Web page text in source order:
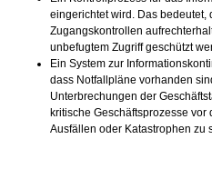
eingerichtet wird. Das bedeutet,
Zugangskontrollen
unbefugtem Zugriff geschützt
Ein System zur
dass Notfallpläne vorhanden
Unterbrechungen der
kritische Geschäftsprozesse
Ausfällen oder Katastrophen zu